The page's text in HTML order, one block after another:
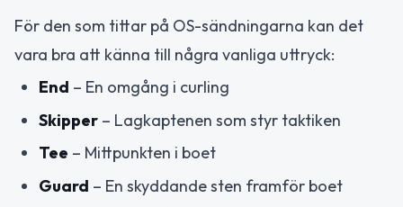
För den som tittar på OS-sändningarna kan det
vara bra att känna till några vanliga uttryck:
End – En omgång i curling
Skipper – Lagkaptenen som styr taktiken
Tee – Mittpunkten i boet
Guard – En skyddande sten framför boet